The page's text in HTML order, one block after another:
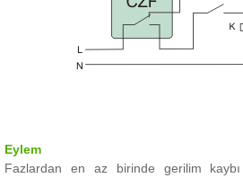
Eylem
Fazlardan en az birinde gerilim